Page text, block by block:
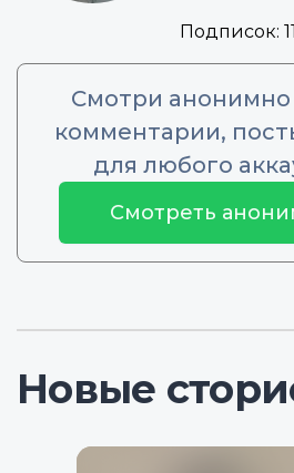
Подписок: 11
Смотри анонимно
комментарии,
для любого
Смотреть
Новые